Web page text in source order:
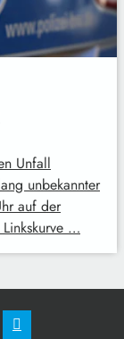
Unfall
unbekannter
auf der
…